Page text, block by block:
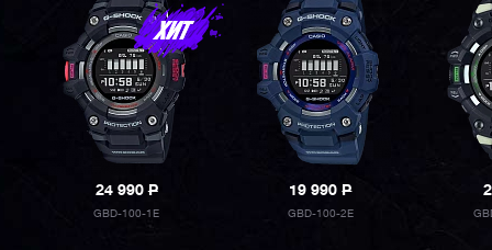
24 990P
GBD-100-1E
19 990P
GBD-100-2E